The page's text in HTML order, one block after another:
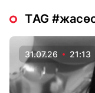
ТAG
31.07.26 21:13